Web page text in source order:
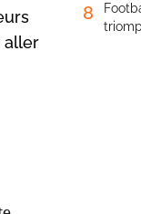
aller
8